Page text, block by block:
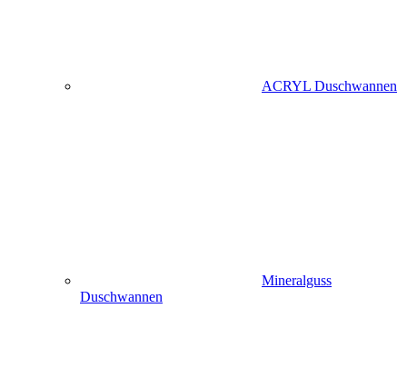
ACRYL Duschwannen
Mineralguss
Duschwannen